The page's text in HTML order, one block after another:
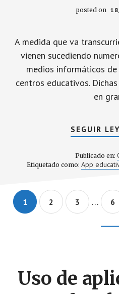
posted on
A medida que va
vienen sucediendo
medios informáticos
centros educativos.
en
SEGUIR
Publicado en:
Etiquetado como: App
Go
1
Go
2
Go
3 …
Go
6
Uso de